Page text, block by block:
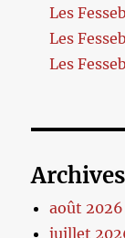
Les
Les
Les
Archives
août 2026
juillet